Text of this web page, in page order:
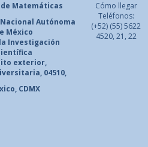
Matemáticas
Autónoma
México
Investigación
exterior,
04510,
CDMX
Cómo llegar
Teléfonos:
(+52) (55) 5622
4520, 21, 22